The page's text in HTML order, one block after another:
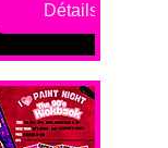
Détails